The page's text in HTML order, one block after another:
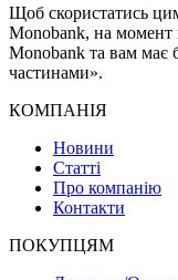
Щоб скористатись
Monobank, на момент
Monobank та вам має
частинами».
КОМПАНІЯ
Новини
Статті
Про компанію
Контакти
ПОКУПЦЯМ